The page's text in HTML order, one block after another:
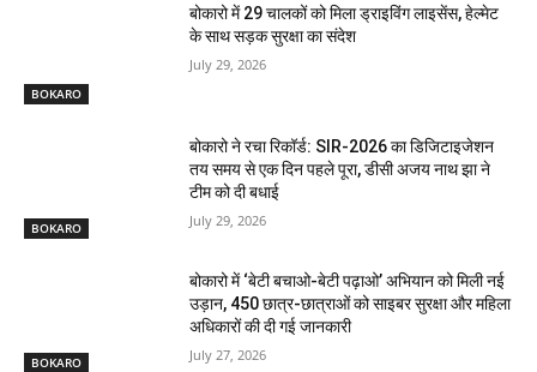
BOKARO
बोकारो में 29 चालकों को मिला ड्राइविंग लाइसेंस, हेल्मेट
के साथ सड़क सुरक्षा का संदेश
July 29, 2026
BOKARO
बोकारो ने रचा रिकॉर्ड: SIR-2026 का डिजिटाइजेशन
तय समय से एक दिन पहले पूरा, डीसी अजय नाथ झा ने
टीम को दी बधाई
July 29, 2026
BOKARO
बोकारो में ‘बेटी बचाओ-बेटी पढ़ाओ’ अभियान को मिली नई
उड़ान, 450 छात्र-छात्राओं को साइबर सुरक्षा और महिला
अधिकारों की दी गई जानकारी
July 27, 2026